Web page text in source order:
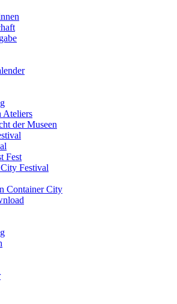
Ateliers
der Museen
Fest
Festival
Container City